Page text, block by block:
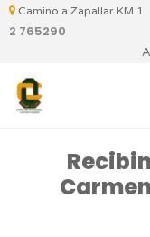
Camino a Zapallar KM
2 765290